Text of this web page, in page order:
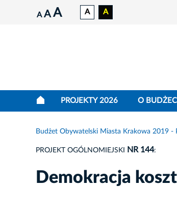
A A A A A
PROJEKTY 2026 O
Budżet Obywatelski Miasta Krakowa 2019 -
PROJEKT OGÓLNOMIEJSKI NR 144:
Demokracja